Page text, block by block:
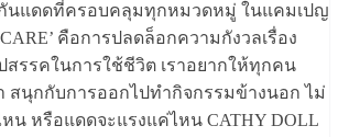
นแดดที่ครอบคลุมทุกหมวดหมู่ ในแคมเปญ
CARE’ คือการปลดล็อกความกังวลเรื่อง
สรรคในการใช้ชีวิต เราอยากให้ทุกคน
สนุกกับการออกไปทำกิจกรรมข้างนอก ไม่
น หรือแดดจะแรงแค่ไหน CATHY DOLL